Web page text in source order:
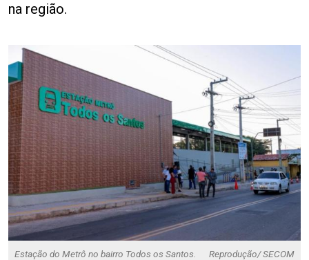
na região.
Estação do Metrô no bairro Todos os Santos. Reprodução/ SECOM